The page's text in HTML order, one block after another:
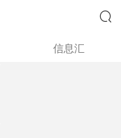

信息汇